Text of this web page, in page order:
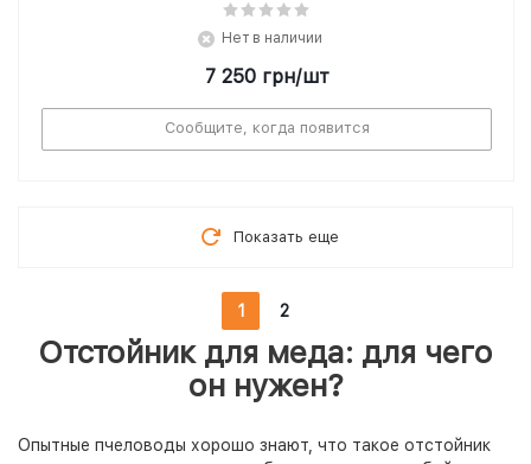
Нет в наличии
7 250грн/шт
Сообщите, когда появится
Показать еще
1 2
Отстойник для меда: для чего
он нужен?
Опытные пчеловоды хорошо знают, что такое отстойник